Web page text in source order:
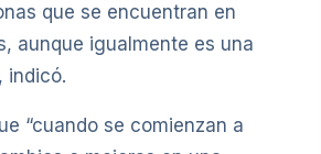
que se encuentran en
aunque igualmente es una
indicó.
“cuando se comienzan a